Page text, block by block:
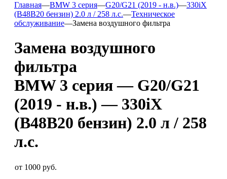
Главная—BMW 3 серия—G20/G21 (2019 - н.в.)—330iX
(B48B20 бензин) 2.0 л / 258 л.с.—Техническое
обслуживание—Замена воздушного фильтра
Замена воздушного
фильтра
BMW 3 серия — G20/G21
(2019 - н.в.) — 330iX
(B48B20 бензин) 2.0 л / 258
л.с.
от 1000 руб.